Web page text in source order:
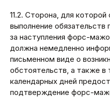
11.2. Сторона, для
выполнение
за наступления форс-
должна немедленно
письменном виде о
обстоятельств, а также в
календарных дней
подтверждение форс-